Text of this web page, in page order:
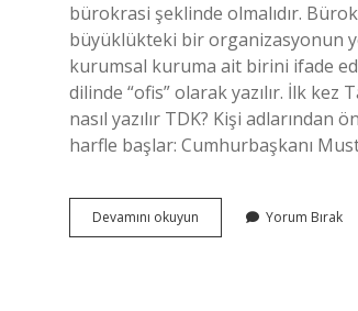
bürokrasi şeklinde olmalıdır.
büyüklükteki bir organizasyonun
kurumsal kuruma ait birini ifade
dilinde “ofis” olarak yazılır. İlk kez
nasıl yazılır TDK? Kişi
harfle başlar: Cumhurbaşkanı
Devamını okuyun Bürokrat
Nasil
Yorum Bırak